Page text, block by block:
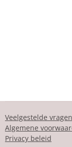
Veelgestelde vragen
Algemene
Privacy beleid